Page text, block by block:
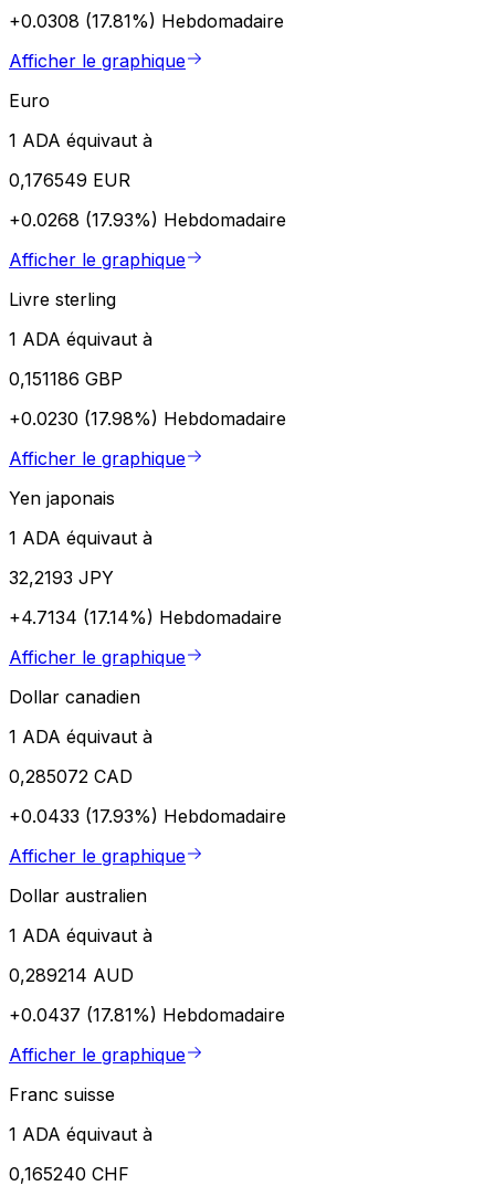
+0.0308 (17.81%) Hebdomadaire
Afficher le graphique
Euro
1 ADA équivaut à
0,176549 EUR
+0.0268 (17.93%) Hebdomadaire
Afficher le graphique
Livre sterling
1 ADA équivaut à
0,151186 GBP
+0.0230 (17.98%) Hebdomadaire
Afficher le graphique
Yen japonais
1 ADA équivaut à
32,2193 JPY
+4.7134 (17.14%) Hebdomadaire
Afficher le graphique
Dollar canadien
1 ADA équivaut à
0,285072 CAD
+0.0433 (17.93%) Hebdomadaire
Afficher le graphique
Dollar australien
1 ADA équivaut à
0,289214 AUD
+0.0437 (17.81%) Hebdomadaire
Afficher le graphique
Franc suisse
1 ADA équivaut à
0,165240 CHF